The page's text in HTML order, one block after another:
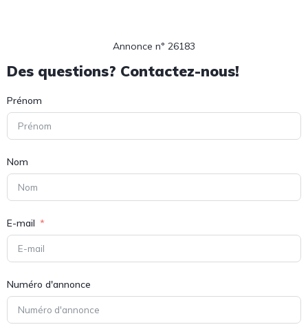
Annonce n° 26183
Des questions? Contactez-nous!
Prénom
Nom
E-mail
Numéro d'annonce